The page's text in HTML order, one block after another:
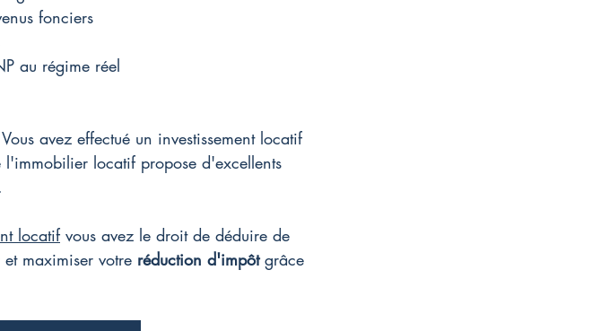
fonciers
au régime réel
avez effectué un investissement locatif
locatif propose d'excellents
locatif vous avez le droit de déduire de
maximiser votre réduction d'impôt grâce